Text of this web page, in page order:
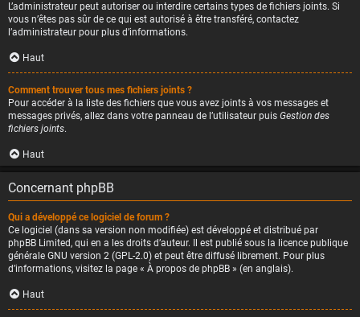
L’administrateur peut autoriser ou interdire certains types de fichiers joints. Si
vous n’êtes pas sûr de ce qui est autorisé à être transféré, contactez
l’administrateur pour plus d’informations.
Haut
Comment trouver tous mes fichiers joints ?
Pour accéder à la liste des fichiers que vous avez joints à vos messages et
messages privés, allez dans votre panneau de l’utilisateur puis Gestion des
fichiers joints.
Haut
Concernant phpBB
Qui a développé ce logiciel de forum ?
Ce logiciel (dans sa version non modifiée) est développé et distribué par
phpBB Limited, qui en a les droits d’auteur. Il est publié sous la licence publique
générale GNU version 2 (GPL-2.0) et peut être diffusé librement. Pour plus
d’informations, visitez la page « À propos de phpBB » (en anglais).
Haut